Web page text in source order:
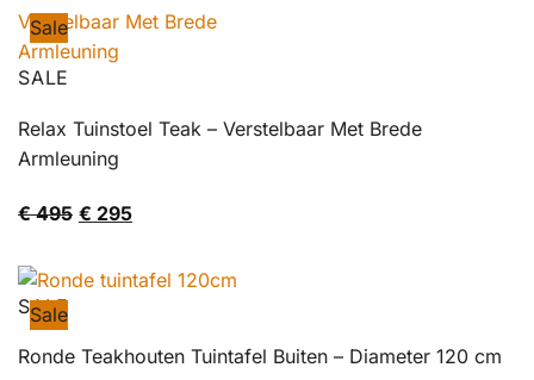
Sale
SALE
Relax Tuinstoel Teak – Verstelbaar Met Brede
Armleuning
€495 Oorspronkelijke
was:
€ 295Huidige
is:
Sale
SALE
Ronde Teakhouten Tuintafel Buiten – Diameter 120 cm